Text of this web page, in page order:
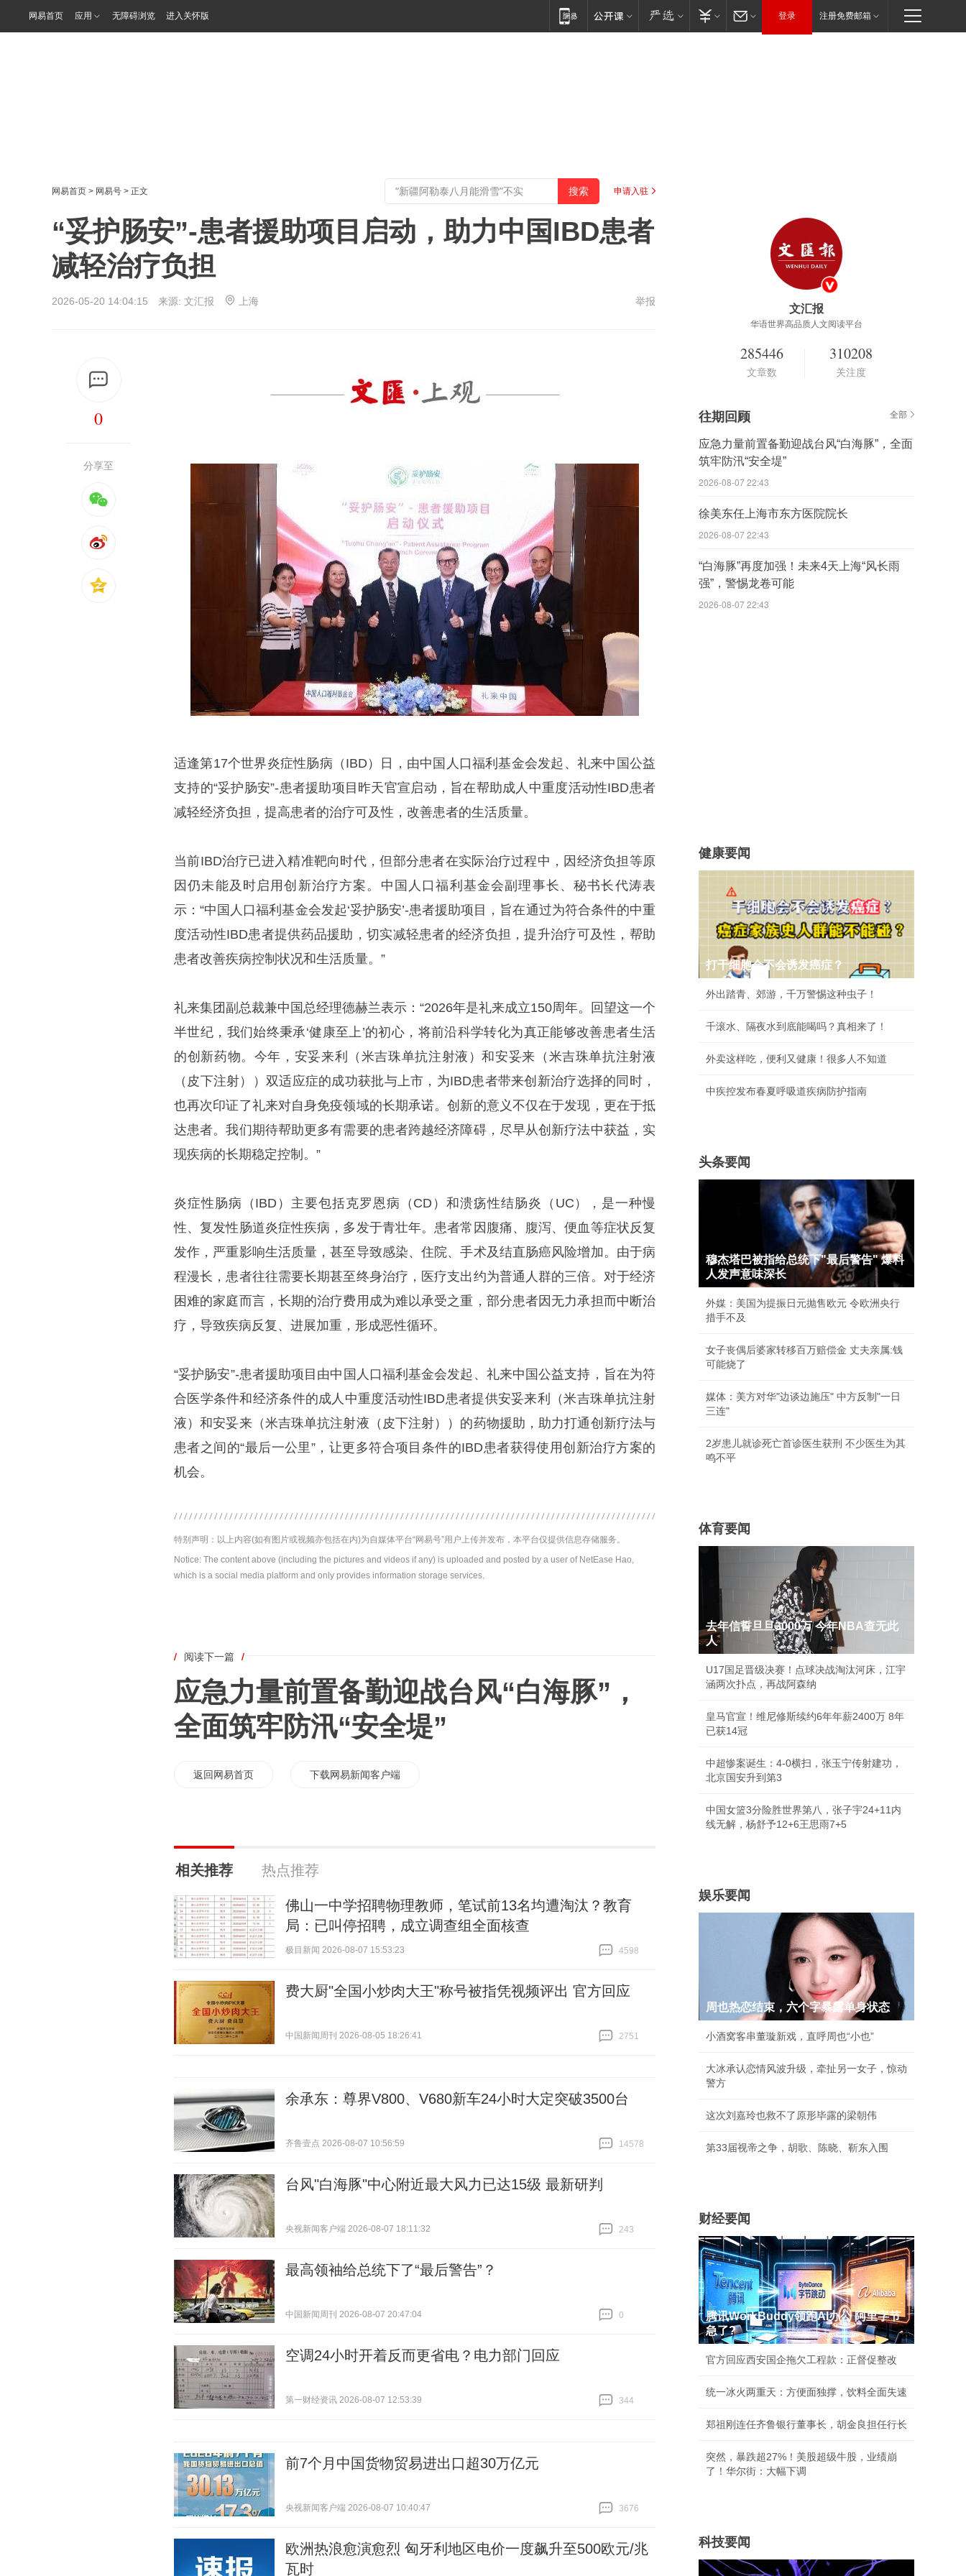
网易首页 应用 无障碍浏览 进入关怀版 登录 注册免费邮箱
网易首页 > 网易号 > 正文 申请入驻
“妥护肠安”-患者援助项目启动，助力中国IBD患者
减轻治疗负担
2026-05-20 14:04:15 来源: 文汇报 上海 举报
0
分享至
适逢第17个世界炎症性肠病（IBD）日，由中国人口福利基金会发起、礼来中国公益
支持的“妥护肠安”-患者援助项目昨天官宣启动，旨在帮助成人中重度活动性IBD患者
减轻经济负担，提高患者的治疗可及性，改善患者的生活质量。
当前IBD治疗已进入精准靶向时代，但部分患者在实际治疗过程中，因经济负担等原
因仍未能及时启用创新治疗方案。中国人口福利基金会副理事长、秘书长代涛表
示：“中国人口福利基金会发起‘妥护肠安’-患者援助项目，旨在通过为符合条件的中重
度活动性IBD患者提供药品援助，切实减轻患者的经济负担，提升治疗可及性，帮助
患者改善疾病控制状况和生活质量。”
礼来集团副总裁兼中国总经理德赫兰表示：“2026年是礼来成立150周年。回望这一个
半世纪，我们始终秉承‘健康至上’的初心，将前沿科学转化为真正能够改善患者生活
的创新药物。今年，安妥来利（米吉珠单抗注射液）和安妥来（米吉珠单抗注射液
（皮下注射））双适应症的成功获批与上市，为IBD患者带来创新治疗选择的同时，
也再次印证了礼来对自身免疫领域的长期承诺。创新的意义不仅在于发现，更在于抵
达患者。我们期待帮助更多有需要的患者跨越经济障碍，尽早从创新疗法中获益，实
现疾病的长期稳定控制。”
炎症性肠病（IBD）主要包括克罗恩病（CD）和溃疡性结肠炎（UC），是一种慢
性、复发性肠道炎症性疾病，多发于青壮年。患者常因腹痛、腹泻、便血等症状反复
发作，严重影响生活质量，甚至导致感染、住院、手术及结直肠癌风险增加。由于病
程漫长，患者往往需要长期甚至终身治疗，医疗支出约为普通人群的三倍。对于经济
困难的家庭而言，长期的治疗费用成为难以承受之重，部分患者因无力承担而中断治
疗，导致疾病反复、进展加重，形成恶性循环。
“妥护肠安”-患者援助项目由中国人口福利基金会发起、礼来中国公益支持，旨在为符
合医学条件和经济条件的成人中重度活动性IBD患者提供安妥来利（米吉珠单抗注射
液）和安妥来（米吉珠单抗注射液（皮下注射））的药物援助，助力打通创新疗法与
患者之间的“最后一公里”，让更多符合项目条件的IBD患者获得使用创新治疗方案的
机会。
特别声明：以上内容(如有图片或视频亦包括在内)为自媒体平台“网易号”用户上传并发布，本平台仅提供信息存储服务。
Notice: The content above (including the pictures and videos if any) is uploaded and posted by a user of NetEase Hao,
which is a social media platform and only provides information storage services.
/ 阅读下一篇 /
应急力量前置备勤迎战台风“白海豚”，
全面筑牢防汛“安全堤”
返回网易首页 下载网易新闻客户端
相关推荐 热点推荐
佛山一中学招聘物理教师，笔试前13名均遭淘汰？教育
局：已叫停招聘，成立调查组全面核查
极目新闻 2026-08-07 15:53:23
4598
费大厨"全国小炒肉大王"称号被指凭视频评出 官方回应
中国新闻周刊 2026-08-05 18:26:41
2751
余承东：尊界V800、V680新车24小时大定突破3500台
齐鲁壹点 2026-08-07 10:56:59
14578
台风"白海豚"中心附近最大风力已达15级 最新研判
央视新闻客户端 2026-08-07 18:11:32
243
最高领袖给总统下了“最后警告”？
中国新闻周刊 2026-08-07 20:47:04
0
空调24小时开着反而更省电？电力部门回应
第一财经资讯 2026-08-07 12:53:39
344
前7个月中国货物贸易进出口超30万亿元
央视新闻客户端 2026-08-07 10:40:47
3676
欧洲热浪愈演愈烈 匈牙利地区电价一度飙升至500欧元/兆
瓦时
文汇报
华语世界高品质人文阅读平台
285446
文章数
310208
关注度
往期回顾 全部
应急力量前置备勤迎战台风“白海豚”，全面
筑牢防汛“安全堤”
2026-08-07 22:43
徐美东任上海市东方医院院长
2026-08-07 22:43
“白海豚”再度加强！未来4天上海“风长雨
强”，警惕龙卷可能
2026-08-07 22:43
健康要闻
打干细胞会不会诱发癌症？
外出踏青、郊游，千万警惕这种虫子！
千滚水、隔夜水到底能喝吗？真相来了！
外卖这样吃，便利又健康！很多人不知道
中疾控发布春夏呼吸道疾病防护指南
头条要闻
穆杰塔巴被指给总统下"最后警告" 爆料
人发声意味深长
外媒：美国为提振日元抛售欧元 令欧洲央行
措手不及
女子丧偶后婆家转移百万赔偿金 丈夫亲属:钱
可能烧了
媒体：美方对华"边谈边施压" 中方反制"一日
三连"
2岁患儿就诊死亡首诊医生获刑 不少医生为其
鸣不平
体育要闻
去年信誓旦旦3000万 今年NBA查无此
人
U17国足晋级决赛！点球决战淘汰河床，江宇
涵两次扑点，再战阿森纳
皇马官宣！维尼修斯续约6年年薪2400万 8年
已获14冠
中超惨案诞生：4-0横扫，张玉宁传射建功，
北京国安升到第3
中国女篮3分险胜世界第八，张子宇24+11内
线无解，杨舒予12+6王思雨7+5
娱乐要闻
周也热恋结束，六个字暴露单身状态
小酒窝客串董璇新戏，直呼周也“小也”
大冰承认恋情风波升级，牵扯另一女子，惊动
警方
这次刘嘉玲也救不了原形毕露的梁朝伟
第33届视帝之争，胡歌、陈晓、靳东入围
财经要闻
腾讯WorkBuddy领跑AI办公 阿里字节
急了?
官方回应西安国企拖欠工程款：正督促整改
统一冰火两重天：方便面独撑，饮料全面失速
郑祖刚连任齐鲁银行董事长，胡金良担任行长
突然，暴跌超27%！美股超级牛股，业绩崩
了！华尔街：大幅下调
科技要闻